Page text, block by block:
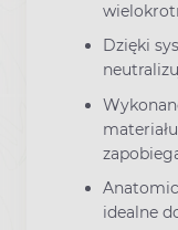
Dzięki
idealne